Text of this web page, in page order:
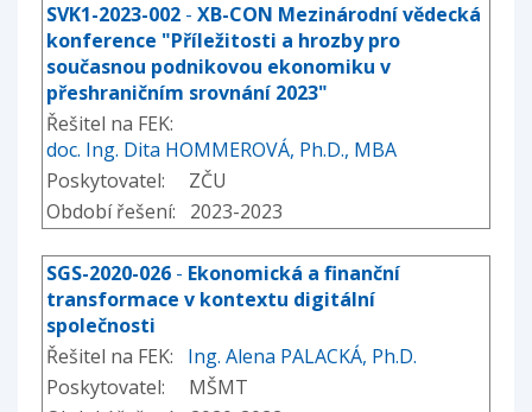
SVK1-2023-002 - XB-CON Mezinárodní vědecká
konference "Příležitosti a hrozby pro
současnou podnikovou ekonomiku v
přeshraničním srovnání 2023"
Řešitel na FEK:
doc. Ing. Dita HOMMEROVÁ, Ph.D., MBA
Poskytovatel: ZČU
Období řešení: 2023-2023
SGS-2020-026 - Ekonomická a finanční
transformace v kontextu digitální
společnosti
Řešitel na FEK: Ing. Alena PALACKÁ, Ph.D.
Poskytovatel: MŠMT